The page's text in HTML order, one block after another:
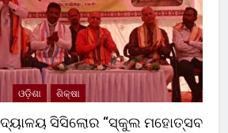
ଓଡ଼ିଶା ଶିକ୍ଷା
ସିସିଲୋର “ସ୍କୁଲ ମହୋତ୍ସବ